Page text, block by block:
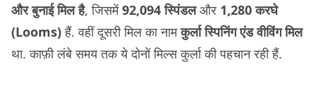
और बुनाई मिल है, जिसमें92,094 स्पिंडलऔर 1,280 करघे
(Looms)हैं. वहीं दूसरी मिल का नामकुर्ला स्पिनिंग एंड वीविंग मिल
था. काफ़ी लंबे समय तक ये दोनों मिल्स कुर्ला की पहचान रही हैं.